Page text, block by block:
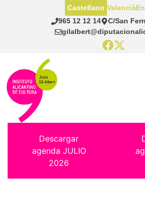
965 12 12 14
C/San
Castellano Valencià
Descargar
agenda JULIO
2026